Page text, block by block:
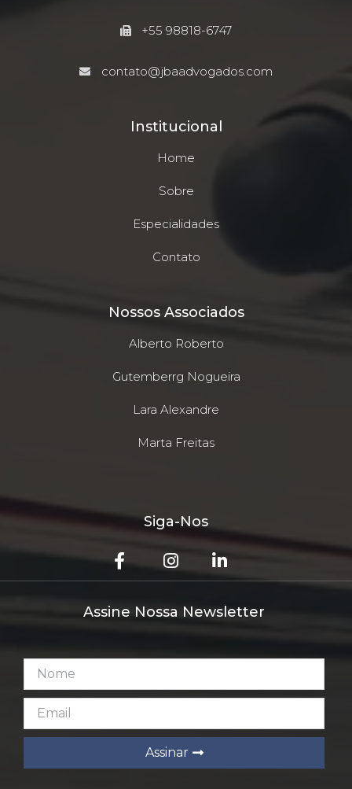
+55 98818-6747
contato@jbaadvogados.com
Institucional
Home
Sobre
Especialidades
Contato
Nossos Associados
Alberto Roberto
Gutemberrg Nogueira
Lara Alexandre
Marta Freitas
Siga-Nos
Assine Nossa Newsletter
Assinar